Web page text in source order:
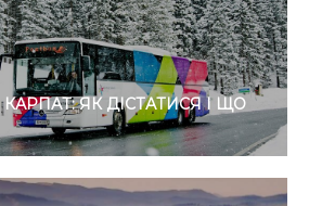
ЯК ДІСТАТИСЯ І ЩО